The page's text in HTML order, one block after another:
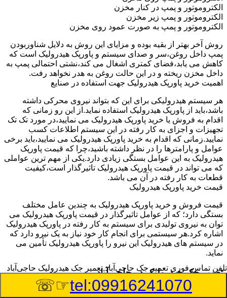
الکتروموتور و پمپ در کنار مخزن
الکتروموتور و پمپ زیر مخزن
الکتروموتور و پمپ به صورت عمود روی مخزن
روش آخر بهتر از بقیه بوده و مزایای این روش به دلایل شناوربودن
پمپ داخل روغن،سر و صدای سیستم و پاورپک هیدرولیک است که
کاهش می یابد،فضای کمتری اشغال می کند،نشتی احتمالی پمپ به
داخل مخزن ریخته و در این حالت روغن به هدر نخواهد رفت.
اهمیت خرید پاورپک هیدرولیک جهت استفاده در صنایع
هر سیستم هیدرولیکی برای این که بتواند نیروی محرکی داشته
باشد،باید از پاورپک هیدرولیک استفاده نماید.از این رو زمانی که
اقدام به فروش یا خرید پاورپک هیدرولیک می نمایید،در مورد تک تک
تجهیزات و اجزای به کار رفته در این سیستم اطلاعات کسب
نمایید.زمانی که اقدام به خرید پاورپک هیدرولیک می نمایید،باید برخی
عوامل و پارامترها را در نظر داشته باشید،چرا که قیمت پاورپک
هیدرولیک به این عوامل بستگی زیادی دارد.یکی از مهم ترین عواملی
که می تواند در قیمت پاورپک هیدرولیک تاثیرگذار است،کیفیت
قطعات به کار رفته در آن می باشد.
قیمت خرید پاورپک هیدرولیک
قیمت فروش و خرید پاورپک هیدرولیک به چندین عامل مختلف
بستگی دارد؛ که از عوامل تاثیرگذار در قیمت پاورپک هیدرولیک می
توان به نیروی تولیدی برای سیستم به کار رفته در پاورپک هیدرولیک
اشاره کرد.هر سیستمی برای انجام کار خود نیاز به یک نیرو دارد که
در سیستم های هیدرولیک این نیرو را پاورپک هیدرولیک تأمین می
نماید.
تعمیر جک هیدرولیک در حاجی‌آباد
وسیله‎ای که با عملکرد خود موجب بلند شدن اهرم و یا وزن سنگین
تلفن تماس فوری تعمیر جک حاجی‌آباد,تعمیر جک هیدرولیک حاجی‌آباد
tel:09916241070
☞☏